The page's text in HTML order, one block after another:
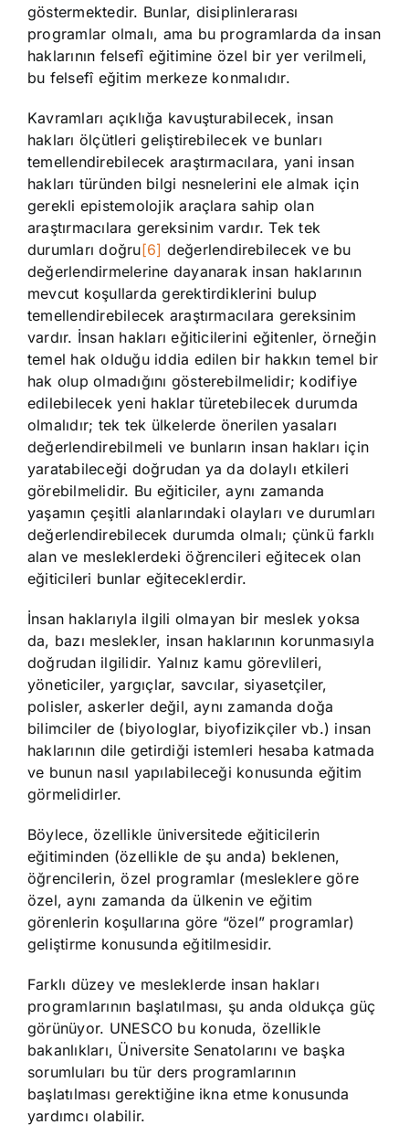
göstermektedir. Bunlar, disiplinlerarası
programlar olmalı, ama bu programlarda da insan
haklarının felsefî eğitimine özel bir yer verilmeli,
bu felsefî eğitim merkeze konmalıdır.
Kavramları açıklığa kavuşturabilecek, insan
hakları ölçütleri geliştirebilecek ve bunları
temellendirebilecek araştırmacılara, yani insan
hakları türünden bilgi nesnelerini ele almak için
gerekli epistemolojik araçlara sahip olan
araştırmacılara gereksinim vardır. Tek tek
durumları doğru[6] değerlendirebilecek ve bu
değerlendirmelerine dayanarak insan haklarının
mevcut koşullarda gerektirdiklerini bulup
temellendirebilecek araştırmacılara gereksinim
vardır. İnsan hakları eğiticilerini eğitenler, örneğin
temel hak olduğu iddia edilen bir hakkın temel bir
hak olup olmadığını gösterebilmelidir; kodifiye
edilebilecek yeni haklar türetebilecek durumda
olmalıdır; tek tek ülkelerde önerilen yasaları
değerlendirebilmeli ve bunların insan hakları için
yaratabileceği doğrudan ya da dolaylı etkileri
görebilmelidir. Bu eğiticiler, aynı zamanda
yaşamın çeşitli alanlarındaki olayları ve durumları
değerlendirebilecek durumda olmalı; çünkü farklı
alan ve mesleklerdeki öğrencileri eğitecek olan
eğiticileri bunlar eğiteceklerdir.
İnsan haklarıyla ilgili olmayan bir meslek yoksa
da, bazı meslekler, insan haklarının korunmasıyla
doğrudan ilgilidir. Yalnız kamu görevlileri,
yöneticiler, yargıçlar, savcılar, siyasetçiler,
polisler, askerler değil, aynı zamanda doğa
bilimciler de (biyologlar, biyofizikçiler vb.) insan
haklarının dile getirdiği istemleri hesaba katmada
ve bunun nasıl yapılabileceği konusunda eğitim
görmelidirler.
Böylece, özellikle üniversitede eğiticilerin
eğitiminden (özellikle de şu anda) beklenen,
öğrencilerin, özel programlar (mesleklere göre
özel, aynı zamanda da ülkenin ve eğitim
görenlerin koşullarına göre “özel” programlar)
geliştirme konusunda eğitilmesidir.
Farklı düzey ve mesleklerde insan hakları
programlarının başlatılması, şu anda oldukça güç
görünüyor. UNESCO bu konuda, özellikle
bakanlıkları, Üniversite Senatolarını ve başka
sorumluları bu tür ders programlarının
başlatılması gerektiğine ikna etme konusunda
yardımcı olabilir.